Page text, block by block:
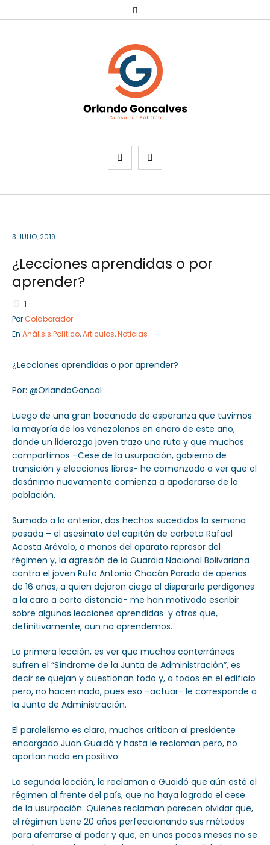
Sector Público
3 JULIO, 2019
¿Lecciones aprendidas o por
aprender?
1
Por Colaborador
En Análisis Político,Articulos,Noticias
¿Lecciones aprendidas o por aprender?
Por: @OrlandoGoncal
Luego de una gran bocanada de esperanza que tuvimos
la mayoría de los venezolanos en enero de este año,
donde un liderazgo joven trazo una ruta y que muchos
compartimos –Cese de la usurpación, gobierno de
transición y elecciones libres- he comenzado a ver que el
desánimo nuevamente comienza a apoderarse de la
población.
Sumado a lo anterior, dos hechos sucedidos la semana
pasada – el asesinato del capitán de corbeta Rafael
Acosta Arévalo, a manos del aparato represor del
régimen y, la agresión de la Guardia Nacional Bolivariana
contra el joven Rufo Antonio Chacón Parada de apenas
de 16 años, a quien dejaron ciego al dispararle perdigones
a la cara a corta distancia- me han motivado escribir
sobre algunas lecciones aprendidas y otras que,
definitivamente, aun no aprendemos.
La primera lección, es ver que muchos conterráneos
sufren el “Síndrome de la Junta de Administración”, es
decir se quejan y cuestionan todo y, a todos en el edificio
pero, no hacen nada, pues eso –actuar- le corresponde a
la Junta de Administración.
El paralelismo es claro, muchos critican al presidente
encargado Juan Guaidó y hasta le reclaman pero, no
aportan nada en positivo.
La segunda lección, le reclaman a Guaidó que aún esté el
régimen al frente del país, que no haya logrado el cese
de la usurpación. Quienes reclaman parecen olvidar que,
el régimen tiene 20 años perfeccionando sus métodos
para aferrarse al poder y que, en unos pocos meses no se